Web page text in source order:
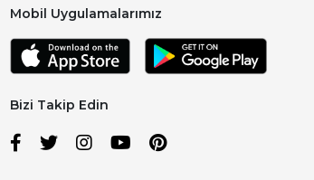
Mobil Uygulamalarımız
Bizi Takip Edin